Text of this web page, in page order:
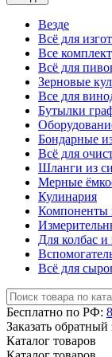
Везде
Всё для
Все
Всё для
Зерновые
Все для
Бутылки
Бондарные
Всё для
Шланги из
Мерные
Кулинария
Компоненты
Для колбас и
Всё для
Бесплатно по РФ:
Заказать обратный
Каталог товаров